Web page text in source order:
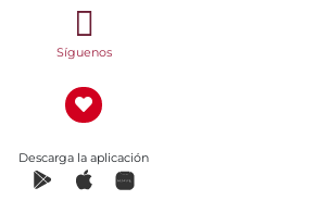
Síguenos
Descarga la aplicación